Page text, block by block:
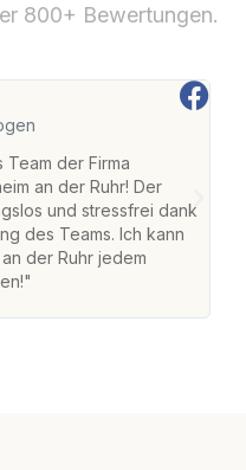
800+ Bewertungen.
der Firma
an der Ruhr! Der
und stressfrei dank
des Teams. Ich kann
der Ruhr jedem